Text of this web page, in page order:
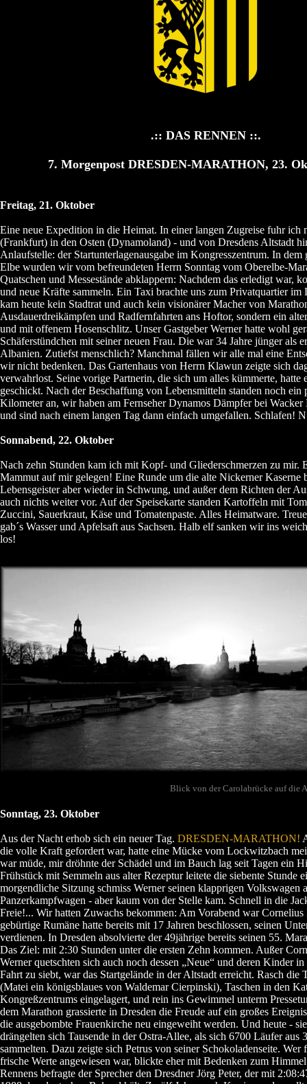
.:: DAS RENNEN ::.
7. Morgenpost DRESDEN-MARATHON, 23.
Freitag, 21. Oktober
Eine neue Expedition in die Heimat. In einer langen Zugreise fuhr ich
(Frankfurt) in den Osten (Dynamoland) - und von Dresdens Altstadt
Anlaufstelle: der Startunterlagenausgabe im Kongresszentrum. In dem
Elbe wurden wir vom befreundeten Herrn Sonntag vom Oberelbe-
Quatschen und Messestände abklappern: Nachdem das erledigt war,
und neue Kräfte sammeln. Ein Taxi brachte uns zum Privatquartier
kam heute kein Stadtrat und auch kein visionärer Macher von
Ausdauerdreikämpfen und Radfernfahrten ans Hoftor, sondern ein
und mit offenem Hosenschlitz. Unser Gastgeber Werner hatte wohl
Schäferstündchen mit seiner neuen Frau. Die war 34 Jahre jünger als
Albanien. Zutiefst menschlich? Manchmal fällen wir alle mal eine
wir nicht bedenken. Das Gartenhaus von Herrn Klawun zeigte sich
verwahrlost. Seine vorige Partnerin, die sich um alles kümmerte, hatte
geschickt. Nach der Beschaffung von Lebensmitteln standen noch ein
Kilometer an, wir haben am Fernseher Dynamos Dämpfer bei
und sind nach einem langen Tag dann einfach umgefallen. Schlafen!
Sonnabend, 22. Oktober
Nach zehn Stunden kam ich mit Kopf- und Gliederschmerzen zu mir.
Mammut auf mir gelegen! Eine Runde um die alte Nickerner Kaserne
Lebensgeister aber wieder in Schwung, und außer dem Richten der
auch nichts weiter vor. Auf der Speisekarte standen Kartoffeln mit
Zuccini, Sauerkraut, Käse und Tomatenpaste. Alles Heimatware.
gab´s Wasser und Apfelsaft aus Sachsen. Halb elf sanken wir ins
los!
Blick von der Carolabrücke auf die
Sonntag, 23. Oktober
Aus der Nacht erhob sich ein neuer Tag. DRESDEN-MARATHON!
die volle Kraft gefordert war, hatte eine Mücke vom Lockwitzbach
war müde, mir dröhnte der Schädel und im Bauch lag seit Tagen ein
Frühstück mit Semmeln aus alter Rezeptur leitete die siebente Stunde
morgendliche Sitzung schmiss Werner seinen klapprigen Volkswagen
Panzerkampfwagen - aber kaum von der Stelle kam. Schnell in die
Freie!... Wir hatten Zuwachs bekommen: Am Vorabend war Cornelius
gebürtige Rumäne hatte bereits mit 17 Jahren beschlossen, seinen
verdienen. In Dresden absolvierte der 49jährige bereits seinen 55.
Das Ziel: mit 2:30 Stunden unter die ersten Zehn kommen. Außer
Werner quetschten sich auch noch dessen „Neue“ und deren Kinder
Fahrt zu siebt, war das Startgelände in der Altstadt erreicht. Rasch die
(Matei ein königsblaues von Waldemar Cierpinski), Taschen in den
Kongreßzentrums eingelagert, und rein ins Gewimmel unterm
dem Marathon grassierte in Dresden die Freude auf ein großes
die ausgebombte Frauenkirche neu eingeweiht werden. Und heute -
drängelten sich Tausende in der Ostra-Allee, als sich 6700 Läufer aus
sammelten. Dazu zeigte sich Petrus von seiner Schokoladenseite.
frische Werte angewiesen war, blickte eher mit Bedenken zum
Rennens befragte der Sprecher den Dresdner Jörg Peter, der mit